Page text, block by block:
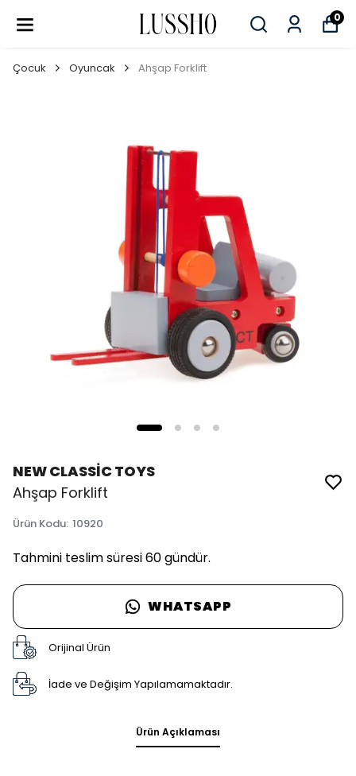
0
Çocuk Oyuncak Ahşap Forklift
NEW CLASSİC TOYS
Ahşap Forklift
Ürün Kodu: 10920
Tahmini teslim süresi 60 gündür.
WHATSAPP
Orijinal Ürün
İade ve Değişim Yapılamamaktadır.
Ürün Açıklaması